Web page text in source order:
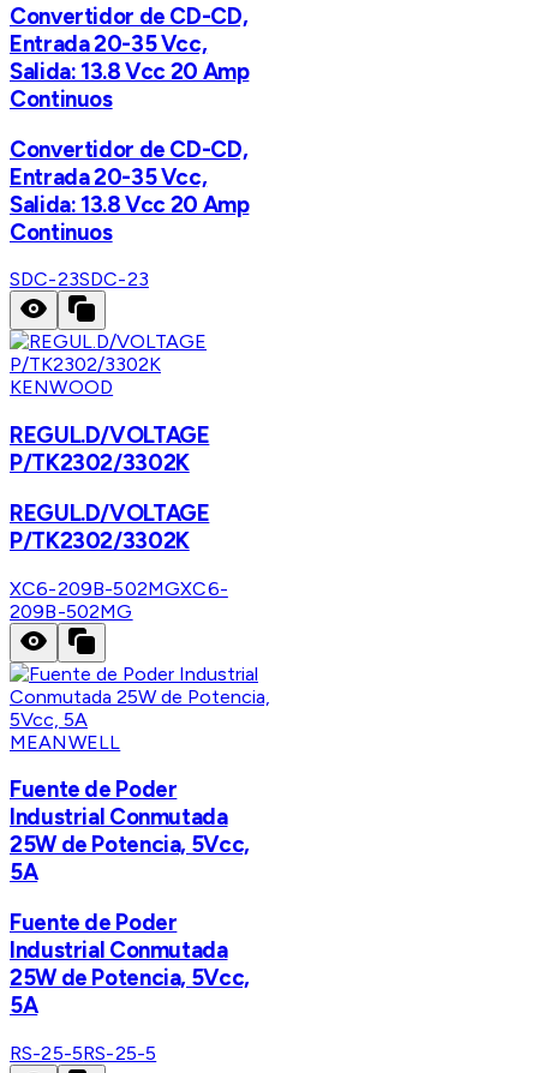
Convertidor de CD-CD,
Entrada 20-35 Vcc,
Salida: 13.8 Vcc 20 Amp
Continuos
Convertidor de CD-CD,
Entrada 20-35 Vcc,
Salida: 13.8 Vcc 20 Amp
Continuos
SDC-23SDC-23
KENWOOD
REGUL.D/VOLTAGE
P/TK2302/3302K
REGUL.D/VOLTAGE
P/TK2302/3302K
XC6-209B-502MGXC6-
209B-502MG
MEANWELL
Fuente de Poder
Industrial Conmutada
25W de Potencia, 5Vcc,
5A
Fuente de Poder
Industrial Conmutada
25W de Potencia, 5Vcc,
5A
RS-25-5RS-25-5